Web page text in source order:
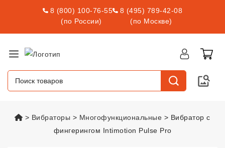
8 (800) 100-76-55
(по России)
8 (495) 789-42-08
(по Москве)
vsexshop.ru
Вибраторы Многофункциональные
Вибратор с
фингерингом Intimotion Pulse Pro